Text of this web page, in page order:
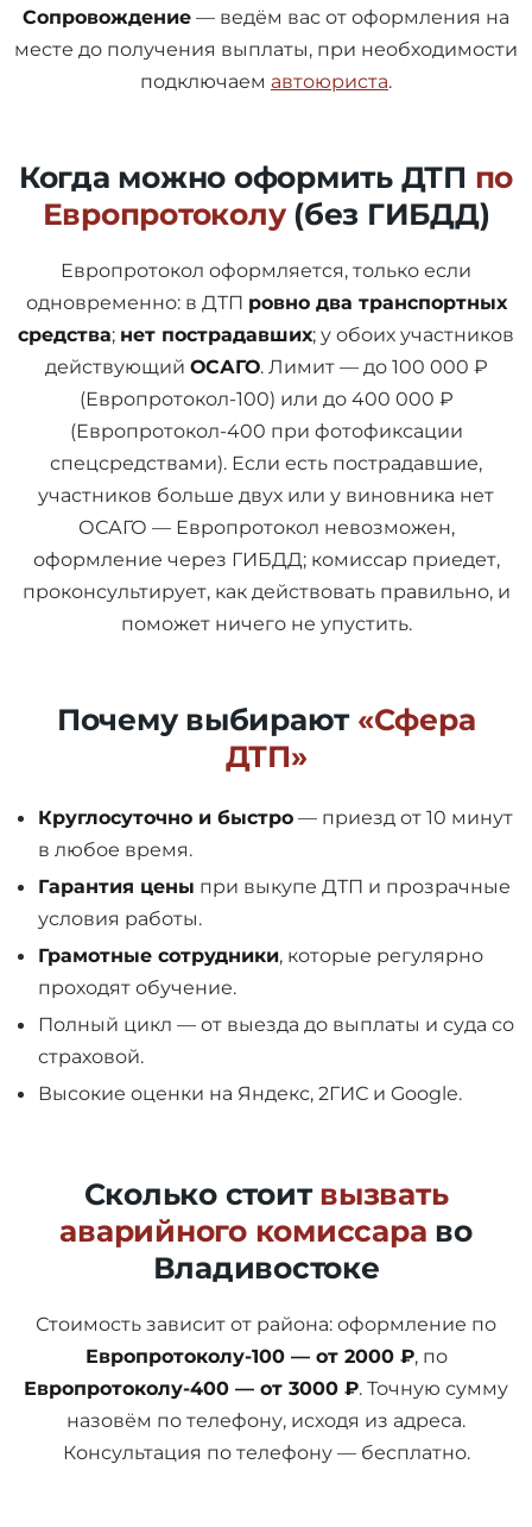
Сопровождение — ведём вас от оформления на
месте до получения выплаты, при необходимости
подключаем автоюриста.
Когда можно оформить ДТП по
Европротоколу(без ГИБДД)
Европротокол оформляется, только если
одновременно: в ДТП ровно два транспортных
средства; нет пострадавших; у обоих участников
действующий ОСАГО. Лимит — до 100 000 ₽
(Европротокол-100) или до 400 000 ₽
(Европротокол-400 при фотофиксации
спецсредствами). Если есть пострадавшие,
участников больше двух или у виновника нет
ОСАГО — Европротокол невозможен,
оформление через ГИБДД; комиссар приедет,
проконсультирует, как действовать правильно, и
поможет ничего не упустить.
Почему выбирают «Сфера
ДТП»
Круглосуточно и быстро — приезд от 10 минут
в любое время.
Гарантия цены при выкупе ДТП и прозрачные
условия работы.
Грамотные сотрудники, которые регулярно
проходят обучение.
Полный цикл — от выезда до выплаты и суда со
страховой.
Высокие оценки на Яндекс, 2ГИС и Google.
Сколько стоит вызвать
аварийного комиссара во
Владивостоке
Стоимость зависит от района: оформление по
Европротоколу-100 — от 2000 ₽, по
Европротоколу-400 — от 3000 ₽. Точную сумму
назовём по телефону, исходя из адреса.
Консультация по телефону — бесплатно.